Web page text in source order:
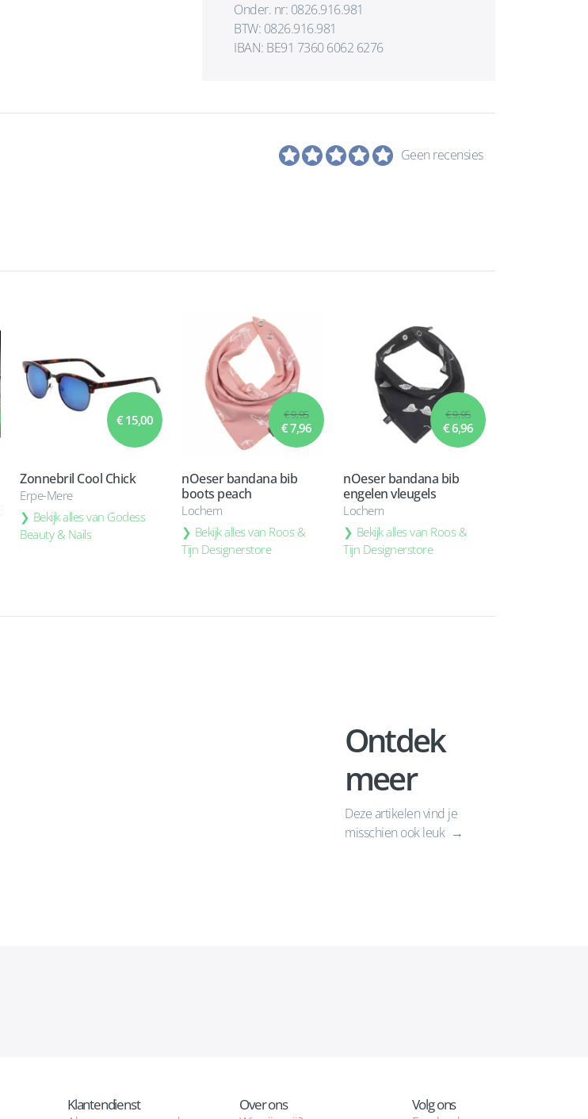
Onder. nr: 0826.916.981
BTW: 0826.916.981
IBAN: BE91 7360 6062 6276
Geen recensies
€ 15,00
Zonnebril Cool Chick
Erpe-Mere
Bekijk alles van Godess
Beauty & Nails
€ 9,95
€ 7,96
nOeser bandana bib
boots peach
Lochem
Bekijk alles van Roos &
Tijn Designerstore
€ 9,95
€ 6,96
nOeser bandana bib
engelen vleugels
Lochem
Bekijk alles van Roos &
Tijn Designerstore
Ontdek
meer
Deze artikelen vind je
misschien ook leuk
Klantendienst Over ons Volg ons